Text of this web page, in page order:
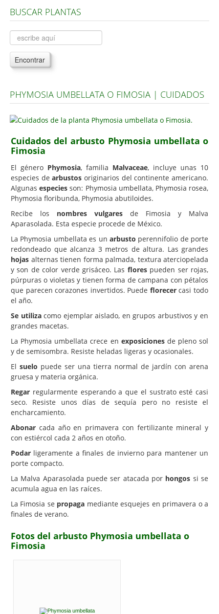
Árboles, Cicas y Palmeras de la G a la Z
Plantas Anuales y Perennes
Plantas Bulbosas y Acuáticas
Plantas de Interior
Plantas Aromáticas y de Huerto
Plantas Carnívoras y Orquídeas
Hemisferio Norte
Hemisferio Sur
Enfermedades
Animales
Hongos
Carencias
Fotos
Flores y Plantas
Árboles y Palmeras
Arbustos y Trepadoras
Cactus y Suculentas
BUSCAR PLANTAS
Encontrar
PHYMOSIA UMBELLATA O FIMOSIA | CUIDADOS
Cuidados del arbusto Phymosia umbellata o
Fimosia
El género Phymosia, familia Malvaceae, incluye unas 10
especies dearbustos originarios del continente americano.
Algunasespecies son: Phymosia umbellata, Phymosia rosea,
Phymosia floribunda, Phymosia abutiloides.
Recibe los nombres vulgares de Fimosia y Malva
Aparasolada. Esta especie procede de México.
La Phymosia umbellata es un arbusto perennifolio de porte
redondeado que alcanza 3 metros de altura. Las grandes
hojas alternas tienen forma palmada, textura aterciopelada
y son de color verde grisáceo. Las florespueden ser rojas,
púrpuras o violetas y tienen forma de campana con pétalos
que parecen corazones invertidos. Puede florecercasi todo
el año.
Se utilizacomo ejemplar aislado, en grupos arbustivos y en
grandes macetas.
La Phymosia umbellata crece en exposicionesde pleno sol
y de semisombra. Resiste heladas ligeras y ocasionales.
El suelo puede ser una tierra normal de jardín con arena
gruesa y materia orgánica.
Regar regularmente esperando a que el sustrato esté casi
seco. Resiste unos días de sequía pero no resiste el
encharcamiento.
Abonar cada año en primavera con fertilizante mineral y
con estiércol cada 2 años en otoño.
Podar ligeramente a finales de invierno para mantener un
porte compacto.
La Malva Aparasolada puede ser atacada por hongos si se
acumula agua en las raíces.
La Fimosia se propaga mediante esquejes en primavera o a
finales de verano.
Fotos del arbusto Phymosia umbellata o
Fimosia